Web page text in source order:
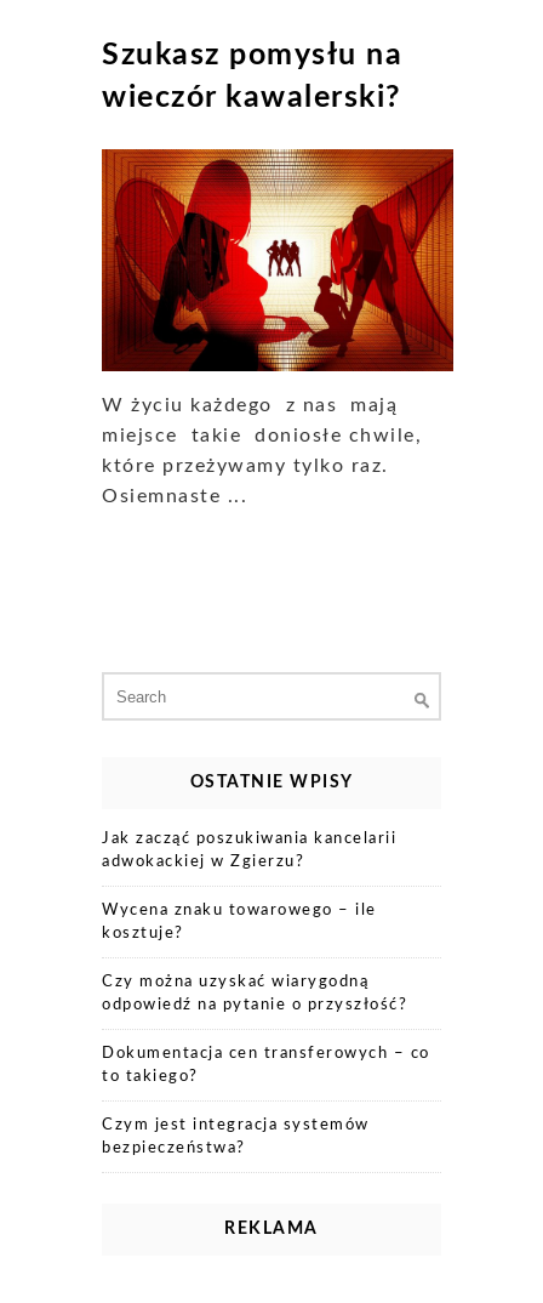
Szukasz pomysłu na
wieczór kawalerski?
W życiu każdego z nas mają
miejsce takie doniosłe chwile,
które przeżywamy tylko raz.
Osiemnaste ...
for:
OSTATNIE WPISY
Jak zacząć poszukiwania kancelarii
adwokackiej w Zgierzu?
Wycena znaku towarowego – ile
kosztuje?
Czy można uzyskać wiarygodną
odpowiedź na pytanie o przyszłość?
Dokumentacja cen transferowych – co
to takiego?
Czym jest integracja systemów
bezpieczeństwa?
REKLAMA